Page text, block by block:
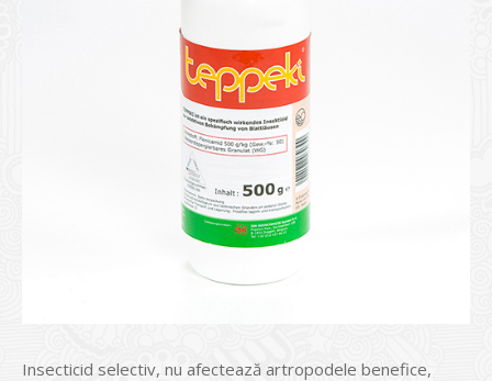
Insecticid selectiv, nu afectează artropodele benefice,